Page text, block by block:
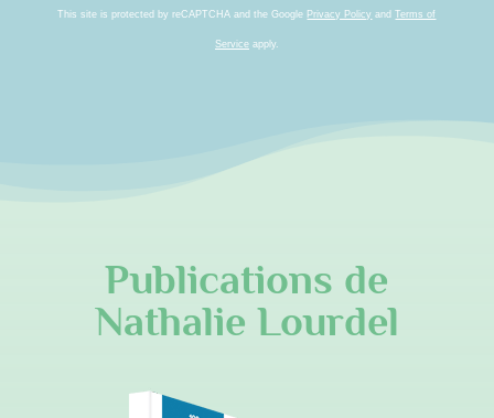
This site is protected by reCAPTCHA and the Google Privacy Policy andTerms of
Serviceapply.
Publications de
Nathalie Lourdel